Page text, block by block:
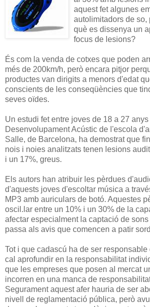
aquest fet algunes
autolimitadors de so,
què es dissenya un
focus de lesions?
És com la venda de cotxes que poden
més de 200km/h, però encara pitjor
productes van dirigits a menors d'edat
conscients de les conseqüències que
seves oïdes.
Un estudi fet entre joves de 18 a 27
Desenvolupament Acústic de l'escola
Salle, de Barcelona, ha demostrat que
nois i noies analitzats tenen lesions
i un 17%, greus.
Els autors han atribuir les pèrdues
d'aquests joves d'escoltar música a
MP3 amb auriculars de botó. Aquestes
oscil.lar entre un 10% i un 30% de la
afectar especialment la captació de
passa als avis que comencen a patir
Tot i que cadascú ha de ser
cal aprofundir en la responsabilitat
que les empreses que posen al mercat
incorren en una manca de
Segurament aquest afer hauria de ser
nivell de reglamentació pública, però